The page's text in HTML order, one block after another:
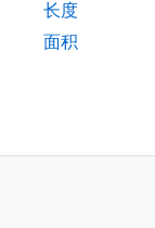
长度
面积